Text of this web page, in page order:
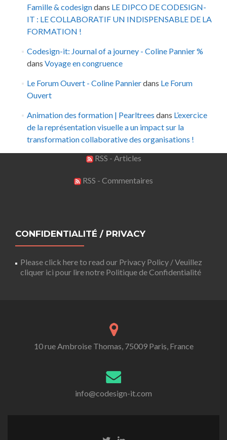
Famille & codesigndans LE DIPCO DE CODESIGN-
IT : LE COLLABORATIF UN INDISPENSABLE DE LA
FORMATION !
Codesign-it: Journal of a journey - Coline Pannier %
dans Voyage en congruence
Le Forum Ouvert - Coline Pannierdans Le Forum
Ouvert
Animation des formation | Pearltrees dans L’exercice
de la représentation visuelle a un impact sur la
transformation collaborative des organisations !
RSS - Articles
RSS - Commentaires
CONFIDENTIALITÉ / PRIVACY
Please click here to read our Privacy Policy / Veuillez
cliquer ici pour lire notre Politique de Confidentialité
10 rue Ambroise Thomas, 75009 Paris, France
info@codesign-it.com